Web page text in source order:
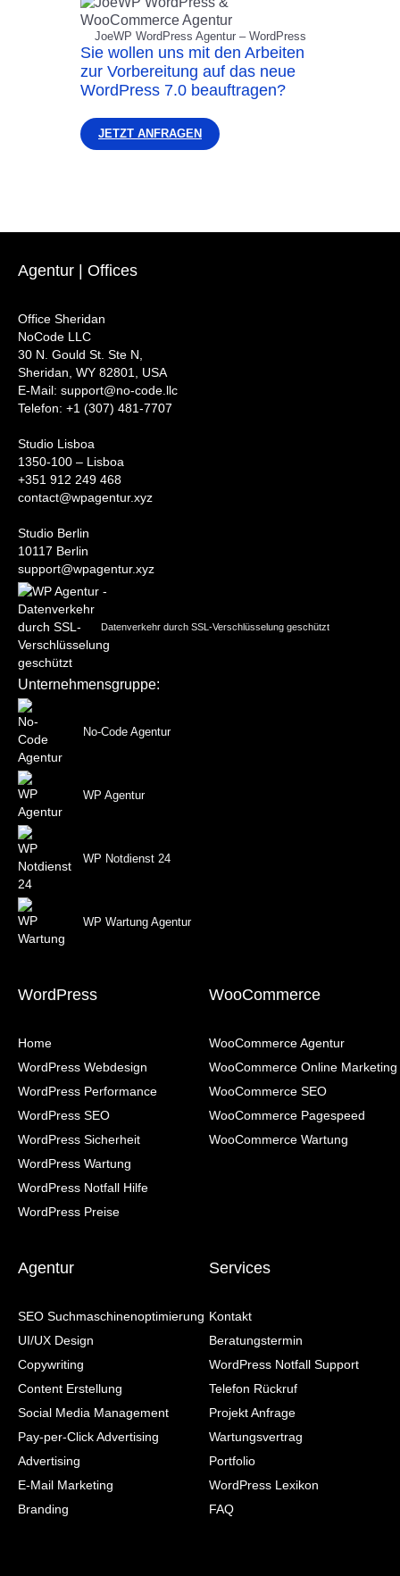
JoeWP WordPress Agentur – WordPress
Sie wollen uns mit den Arbeiten
zur Vorbereitung auf das neue
WordPress 7.0 beauftragen?
JETZT ANFRAGEN
Agentur | Offices
Office Sheridan
NoCode LLC
30 N. Gould St. Ste N,
Sheridan, WY 82801, USA
‍E-Mail: support@no-code.llc
Telefon: +1 (307) 481-7707
Studio Lisboa
1350-100 – Lisboa
+351 912 249 468
contact@wpagentur.xyz
Studio Berlin
10117 Berlin
support@wpagentur.xyz
Datenverkehr durch SSL-Verschlüsselung geschützt
Unternehmensgruppe:
No-Code Agentur
WP Agentur
WP Notdienst 24
WP Wartung Agentur
WordPress
Home
WordPress Webdesign
WordPress Performance
WordPress SEO
WordPress Sicherheit
WordPress Wartung
WordPress Notfall Hilfe
WordPress Preise
WooCommerce
WooCommerce Agentur
WooCommerce Online Marketing
WooCommerce SEO
WooCommerce Pagespeed
WooCommerce Wartung
Agentur
SEO Suchmaschinenoptimierung
UI/UX Design
Copywriting
Content Erstellung
Social Media Management
Pay-per-Click Advertising
Advertising
E-Mail Marketing
Branding
Services
Kontakt
Beratungstermin
WordPress Notfall Support
Telefon Rückruf
Projekt Anfrage
Wartungsvertrag
Portfolio
WordPress Lexikon
FAQ